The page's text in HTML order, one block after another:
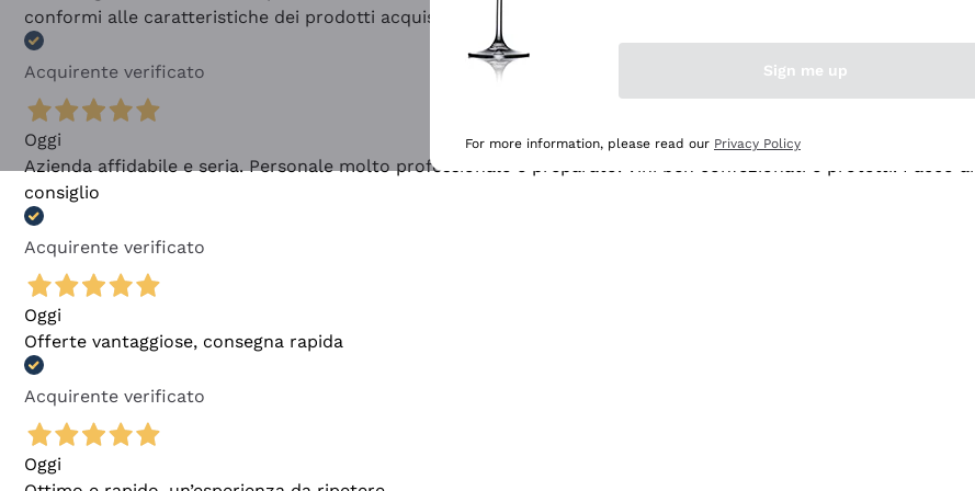
conformi alle caratteristiche dei prodotti acquistati
Acquirente verificato
Oggi
Azienda affidabile e seria. Personale molto professionale e preparato. Vini ben confezionati e protetti. Pacco
consiglio
Acquirente verificato
Oggi
Offerte vantaggiose, consegna rapida
Acquirente verificato
Oggi
Sign me up
For more information, please read our Privacy Policy